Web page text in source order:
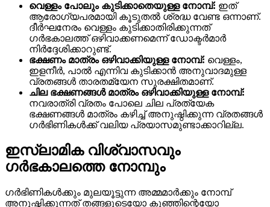
വെള്ളം പോലും കുടിക്കാതെയുള്ള നോമ്പ്: ഇത്
ആരോഗ്യപരമായി കൂടുതൽ ശ്രദ്ധ വേണ്ട ഒന്നാണ്.
ദീർഘനേരം വെള്ളം കുടിക്കാതിരിക്കുന്നത്
ഗർഭകാലത്ത് ഒഴിവാക്കണമെന്ന് ഡോക്ടർമാർ
നിർദ്ദേശിക്കാറുണ്ട്.
ഭക്ഷണം മാത്രം ഒഴിവാക്കിയുള്ള നോമ്പ്: വെള്ളം,
ഇളനീർ, പാൽ എന്നിവ കുടിക്കാൻ അനുവാദമുള്ള
വ്രതങ്ങൾ താരതമ്യേന സുരക്ഷിതമാണ്.
ചില ഭക്ഷണങ്ങൾ മാത്രം ഒഴിവാക്കിയുള്ള നോമ്പ്:
നവരാത്രി വ്രതം പോലെ ചില പ്രത്യേക
ഭക്ഷണങ്ങൾ മാത്രം കഴിച്ച് അനുഷ്ഠിക്കുന്ന വ്രതങ്ങൾ
ഗർഭിണികൾക്ക് വലിയ പ്രയാസമുണ്ടാക്കാറില്ല.
ഇസ്ലാമിക വിശ്വാസവും
ഗർഭകാലത്തെ നോമ്പും
ഗർഭിണികൾക്കും മുലയൂട്ടുന്ന അമ്മമാർക്കും നോമ്പ്
അനുഷ്ഠിക്കുന്നത് തങ്ങളുടെയോ കുഞ്ഞിന്റെയോ